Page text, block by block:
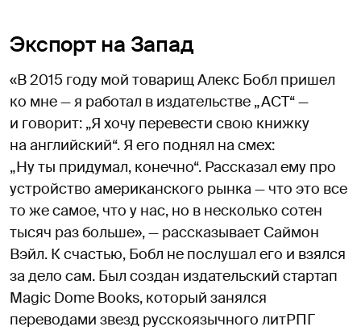
Экспорт на Запад
«В 2015 году мой товарищ Алекс Бобл пришел
ко мне — я работал в издательстве „АСТ“ —
и говорит: „Я хочу перевести свою книжку
на английский“. Я его поднял на смех:
„Ну ты придумал, конечно“. Рассказал ему про
устройство американского рынка — что это все
то же самое, что у нас, но в несколько сотен
тысяч раз больше», — рассказывает Саймон
Вэйл. К счастью, Бобл не послушал его и взялся
за дело сам. Был создан издательский стартап
Magic Dome Books, который занялся
переводами звезд русскоязычного литРПГ